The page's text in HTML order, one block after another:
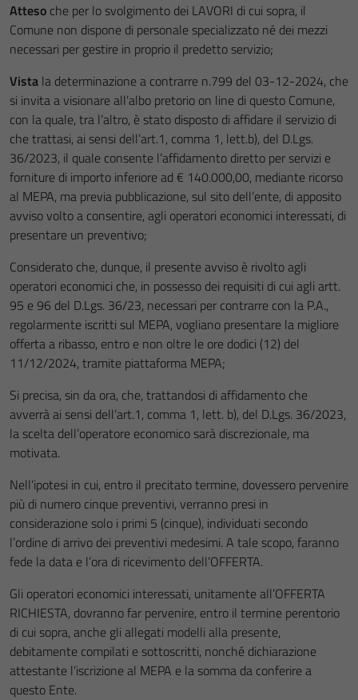
Atteso che per lo svolgimento dei LAVORI di cui sopra, il
Comune non dispone di personale specializzato né dei mezzi
necessari per gestire in proprio il predetto servizio;
Vista la determinazione a contrarre n.799 del 03-12-2024, che
si invita a visionare all’albo pretorio on line di questo Comune,
con la quale, tra l’altro, è stato disposto di affidare il servizio di
che trattasi, ai sensi dell’art.1, comma 1, lett.b), del D.Lgs.
36/2023, il quale consente l’affidamento diretto per servizi e
forniture di importo inferiore ad € 140.000,00, mediante ricorso
al MEPA, ma previa pubblicazione, sul sito dell’ente, di apposito
avviso volto a consentire, agli operatori economici interessati, di
presentare un preventivo;
Considerato che, dunque, il presente avviso è rivolto agli
operatori economici che, in possesso dei requisiti di cui agli artt.
95 e 96 del D.Lgs. 36/23, necessari per contrarre con la P.A.,
regolarmente iscritti sul MEPA, vogliano presentare la migliore
offerta a ribasso, entro e non oltre le ore dodici (12) del
11/12/2024, tramite piattaforma MEPA;
Si precisa, sin da ora, che, trattandosi di affidamento che
avverrà ai sensi dell’art.1, comma 1, lett. b), del D.Lgs. 36/2023,
la scelta dell’operatore economico sarà discrezionale, ma
motivata.
Nell’ipotesi in cui, entro il precitato termine, dovessero pervenire
più di numero cinque preventivi, verranno presi in
considerazione solo i primi 5 (cinque), individuati secondo
l’ordine di arrivo dei preventivi medesimi. A tale scopo, faranno
fede la data e l’ora di ricevimento dell’OFFERTA.
Gli operatori economici interessati, unitamente all’OFFERTA
RICHIESTA, dovranno far pervenire, entro il termine perentorio
di cui sopra, anche gli allegati modelli alla presente,
debitamente compilati e sottoscritti, nonché dichiarazione
attestante l’iscrizione al MEPA e la somma da conferire a
questo Ente.